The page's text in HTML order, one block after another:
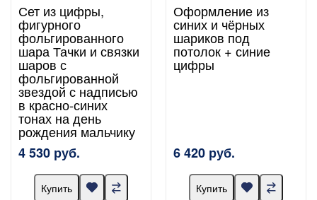
Сет из цифры,
фигурного
фольгированного
шара Тачки и связки
шаров с
фольгированной
звездой с надписью
в красно-синих
тонах на день
рождения мальчику
4 530 руб.
Купить
Оформление из
синих и чёрных
шариков под
потолок + синие
цифры
6 420 руб.
Купить